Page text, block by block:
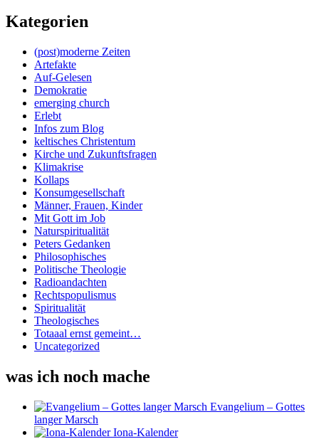
Kategorien
(post)moderne Zeiten
Artefakte
Auf-Gelesen
Demokratie
emerging church
Erlebt
Infos zum Blog
keltisches Christentum
Kirche und Zukunftsfragen
Klimakrise
Kollaps
Konsumgesellschaft
Männer, Frauen, Kinder
Mit Gott im Job
Naturspiritualität
Peters Gedanken
Philosophisches
Politische Theologie
Radioandachten
Rechtspopulismus
Spiritualität
Theologisches
Totaaal ernst gemeint…
Uncategorized
was ich noch mache
Evangelium – Gottes
langer Marsch
Iona-Kalender